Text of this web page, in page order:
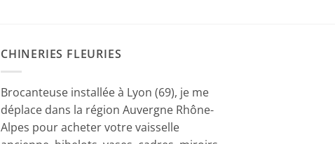
CHINERIES FLEURIES
Brocanteuse installée à Lyon (69), je me
déplace dans la région Auvergne Rhône-
Alpes pour acheter votre vaisselle